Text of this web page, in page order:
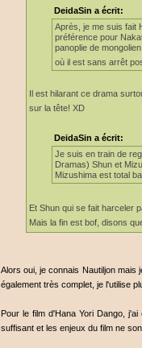
DeidaSin a écrit:
Après, je me suis fait
préférence pour
panoplie de
où il est sans arrêt
Il est hilarant ce drama
sur la tête! XD
DeidaSin a écrit:
Je suis en train de
Dramas) Shun et
Mizushima est total
Et Shun qui se fait harceler
Mais la fin est bof, disons
Alors oui, je connais Nautiljon mais
également très complet, je l'utilise
Pour le film d'Hana Yori Dango,
suffisant et les enjeux du film ne